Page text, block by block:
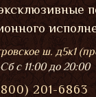
ш. д5к1
с 11:00 до 20:00
201-6863